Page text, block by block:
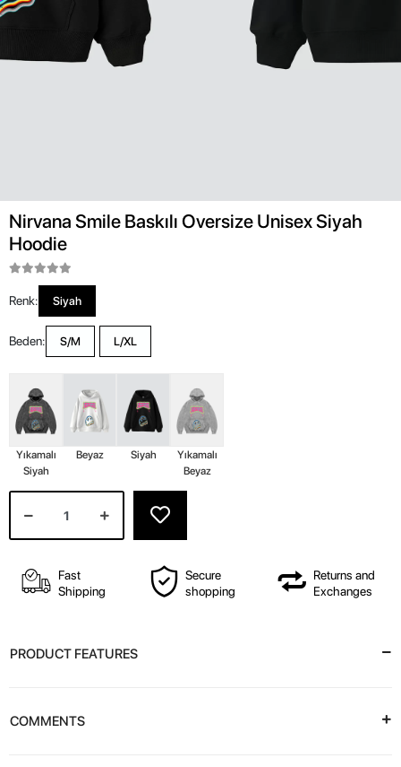
Nirvana Smile Baskılı Oversize Unisex Siyah
Hoodie
Renk: Siyah
Beden: S/M L/XL
Yıkamalı
Siyah
Beyaz Siyah
Yıkamalı
Beyaz
Fast
Shipping
Secure
shopping
Returns and
Exchanges
PRODUCT FEATURES
COMMENTS